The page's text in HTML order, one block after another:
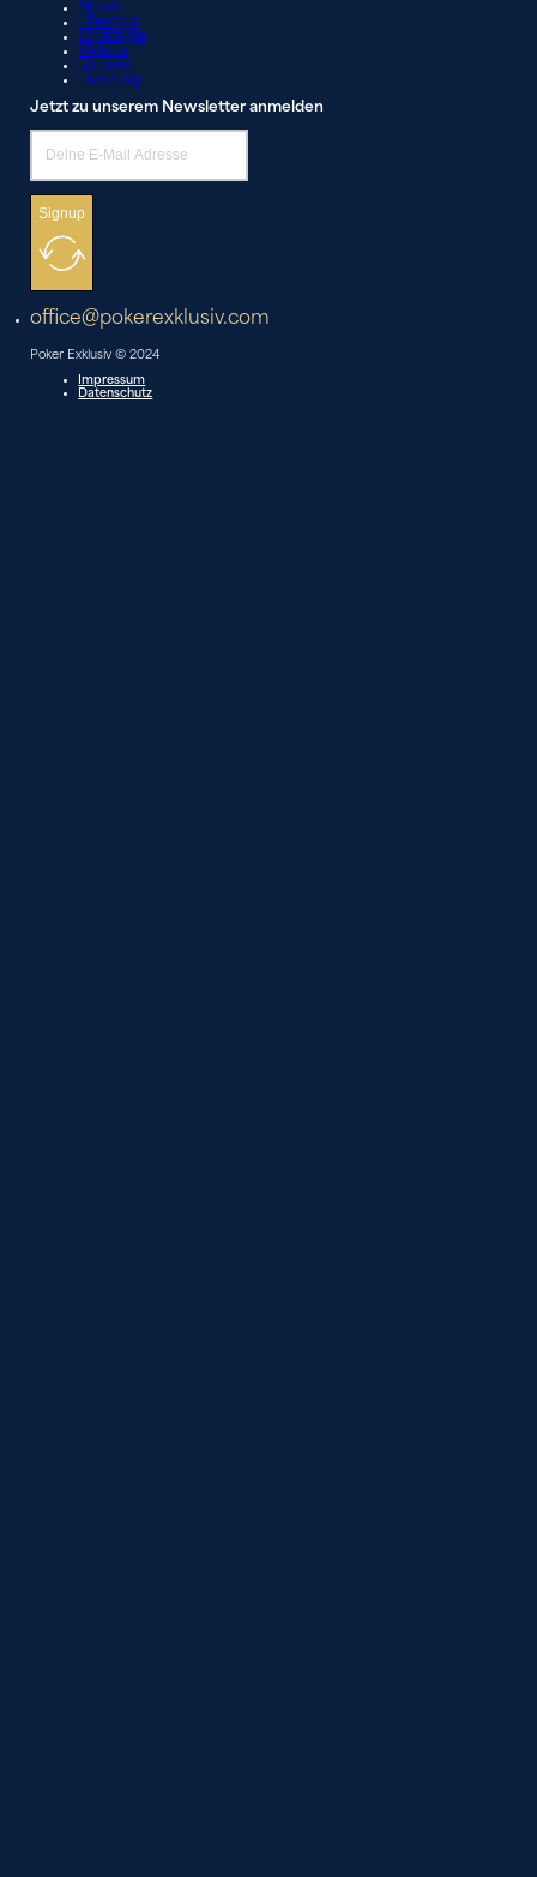
News
Lifestyle
Strategie
Videos
Galerie
Liveblog
Jetzt zu unserem Newsletter anmelden
Signup
office@pokerexklusiv.com
Poker Exklusiv © 2024
Impressum
Datenschutz